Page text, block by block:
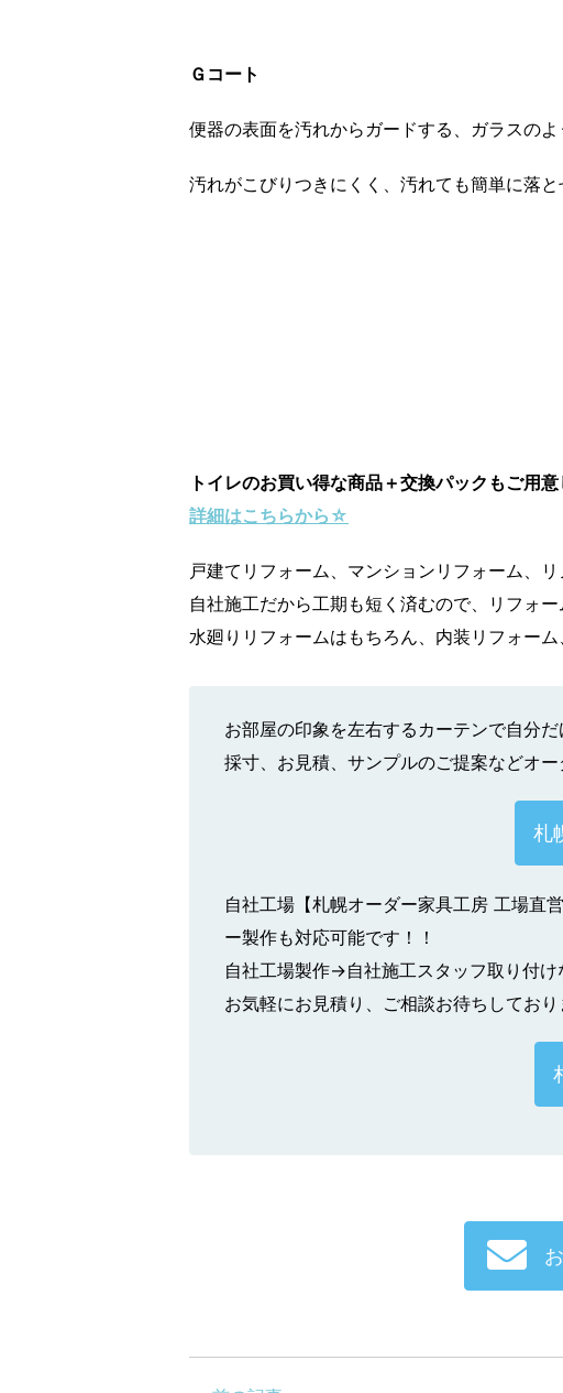
Ｇコート
便器の表面を汚れからガードする、ガラスのよ
汚れがこびりつきにくく、汚れても簡単に落と
トイレのお買い得な商品＋交換パック もご用意
詳細はこちらから☆
戸建てリフォーム、マンションリフォーム、
自社施工だから工期も短く済むので、リフォ
水廻りリフォームはもちろん、内装リフォー
お部屋の印象を左右するカーテンで自分
採寸、お見積、サンプルのご提案などオ
札
自社工場【札幌オーダー家具工房 工場直
ー製作も対応可能です！！
自社工場製作→自社施工スタッフ取り付
お気軽にお見積り、ご相談お待ちしており